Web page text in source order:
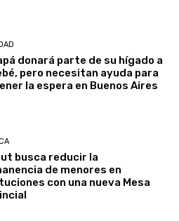
donará parte de su hígado a
pero necesitan ayuda para
la espera en Buenos Aires
busca reducir la
de menores en
con una nueva Mesa